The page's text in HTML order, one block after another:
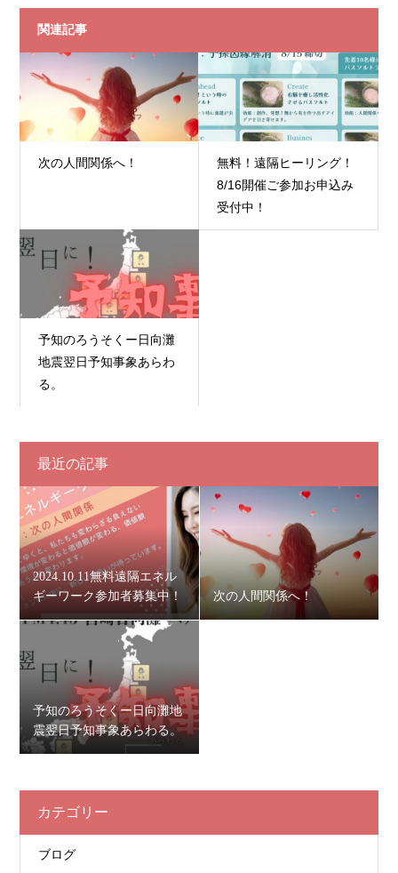
関連記事
次の人間関係へ！
無料！遠隔ヒーリング！
8/16開催ご参加お申込み
受付中！
予知のろうそくー日向灘
地震翌日予知事象あらわ
る。
最近の記事
2024.10.11無料遠隔エネル
ギーワーク参加者募集中！
次の人間関係へ！
予知のろうそくー日向灘地
震翌日予知事象あらわる。
カテゴリー
ブログ